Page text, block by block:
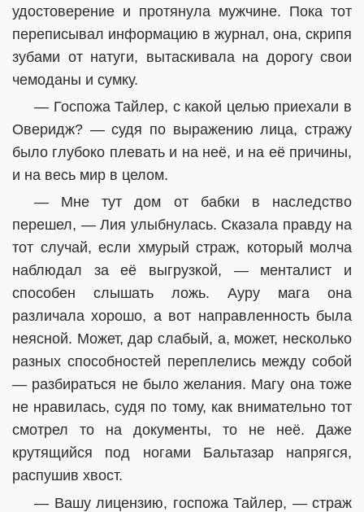
удостоверение и протянула мужчине. Пока тот
переписывал информацию в журнал, она, скрипя
зубами от натуги, вытаскивала на дорогу свои
чемоданы и сумку.
— Госпожа Тайлер, с какой целью приехали в
Оверидж? — судя по выражению лица, стражу
было глубоко плевать и на неё, и на её причины,
и на весь мир в целом.
— Мне тут дом от бабки в наследство
перешел, — Лия улыбнулась. Сказала правду на
тот случай, если хмурый страж, который молча
наблюдал за её выгрузкой, — менталист и
способен слышать ложь. Ауру мага она
различала хорошо, а вот направленность была
неясной. Может, дар слабый, а, может, несколько
разных способностей переплелись между собой
— разбираться не было желания. Магу она тоже
не нравилась, судя по тому, как внимательно тот
смотрел то на документы, то не неё. Даже
крутящийся под ногами Бальтазар напрягся,
распушив хвост.
— Вашу лицензию, госпожа Тайлер, — страж